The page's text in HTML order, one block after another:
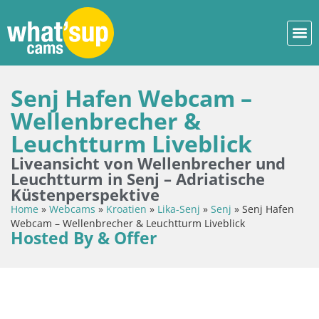
Senj Hafen Webcam –
Wellenbrecher &
Leuchtturm Liveblick
Liveansicht von Wellenbrecher und
Leuchtturm in Senj – Adriatische
Küstenperspektive
Home » Webcams » Kroatien » Lika-Senj » Senj » Senj Hafen
Webcam – Wellenbrecher & Leuchtturm Liveblick
Hosted By & Offer